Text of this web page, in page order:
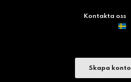
Kontakta oss
Skapa konto